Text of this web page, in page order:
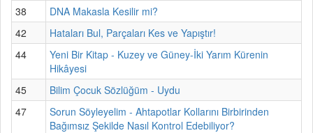
38
DNA Makasla Kesilir mi?
42
Hataları Bul, Parçaları Kes ve Yapıştır!
44
Yeni Bir Kitap - Kuzey ve Güney-İki Yarım Kürenin
Hikâyesi
45
Bilim Çocuk Sözlüğüm - Uydu
47
Sorun Söyleyelim - Ahtapotlar Kollarını Birbirinden
Bağımsız Şekilde Nasıl Kontrol Edebiliyor?